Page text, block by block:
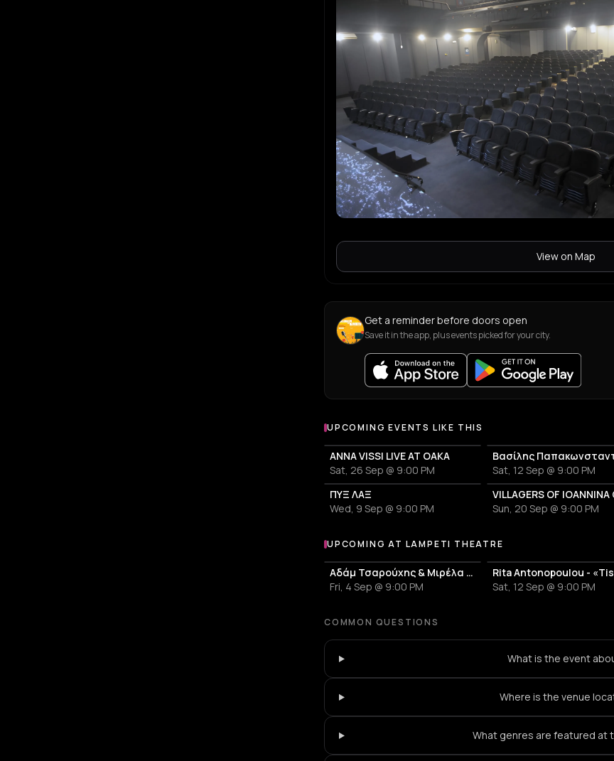
View on Map
Get a reminder before doors open
Save it in the app, plus events picked for your city.
UPCOMING EVENTS LIKE THIS
ANNA VISSI LIVE AT OAKA
Sat, 26 Sep @ 9:00 PM
Βασίλης
Sat, 12 Sep @ 9:00 PM
ΠΥΞ ΛΑΞ
Wed, 9 Sep @ 9:00 PM
Sun, 20 Sep @ 9:00 PM
More events at Lampeti Theatre
UPCOMING AT LAMPETI THEATRE
Αδάμ Τσαρούχης & Μιρέλα Πάχου
Fri, 4 Sep @ 9:00 PM
Sat, 12 Sep @ 9:00 PM
COMMON QUESTIONS
What is the event
Where is the venue
What genres are featured at